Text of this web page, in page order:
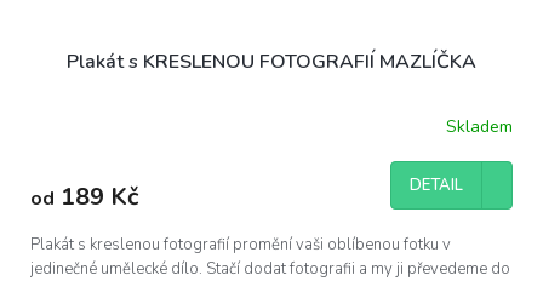
Plakát s KRESLENOU FOTOGRAFIÍ MAZLÍČKA
Skladem
od 189 Kč DETAIL
Plakát s kreslenou fotografií promění vaši oblíbenou fotku v
jedinečné umělecké dílo. Stačí dodat fotografii a my ji převedeme do